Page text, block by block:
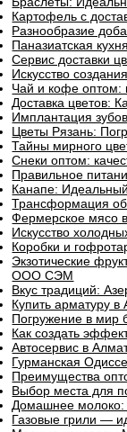
Картофель с
Разнообразие
Паназиатская
Сервис доставки
Искусство
Чай и кофе оптом:
Доставка цветов:
Имплантация
Цветы Рязань:
Тайны мирного
Снеки оптом:
Правильное
Канапе:
Трансформация
Фермерское мясо
Искусство
Коробки и
Экзотические
ООО СЭМ
Вкус традиций:
Купить арматуру
Погружение в мир
Как создать
Автосервис в
Гурманская
Преимущества
Выбор места для
Домашнее молоко:
Газовые грили —